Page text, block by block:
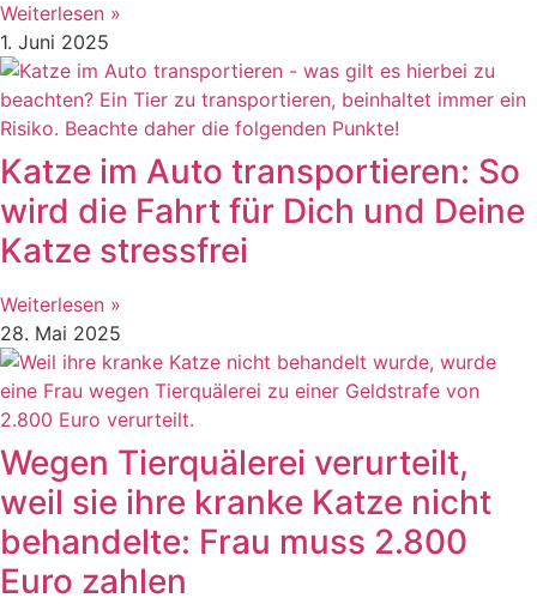
Weiterlesen »
1. Juni 2025
Katze im Auto transportieren: So
wird die Fahrt für Dich und Deine
Katze stressfrei
Weiterlesen »
28. Mai 2025
Wegen Tierquälerei verurteilt,
weil sie ihre kranke Katze nicht
behandelte: Frau muss 2.800
Euro zahlen